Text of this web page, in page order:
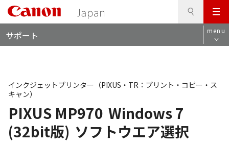
メ
ニ
ュ
サポート menu
PIXUS MP970 Windows 7
(32bit版) ソフトウエア選択
インクジェットプリンター（PIXUS・TR：プリント・コピー・ス
キャン）